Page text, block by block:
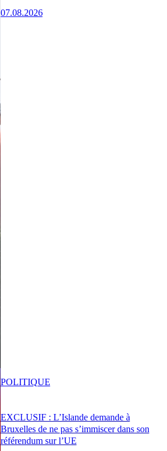
07.08.2026
EXCLUSIF : L’Islande demande à
Bruxelles de ne pas s’immiscer dans son
référendum sur l’UE
POLITIQUE